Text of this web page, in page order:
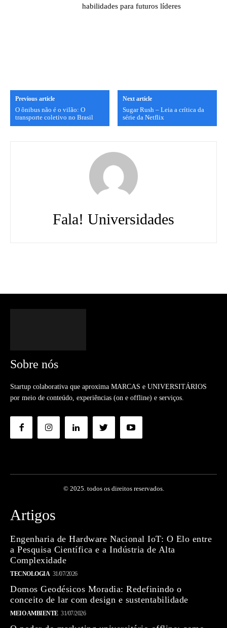
habilidades para futuros líderes
Previous article
O ônibus não é o vilão: O
transporte coletivo no Brasil
Next article
Sugar Rush – Leia a crítica da
série da Netflix
Fala! Universidades
Sobre nós
Startup colaborativa que aproxima MARCAS e UNIVERSITÁRIOS
por meio de conteúdo, experiências (on e offline) e serviços.
© 2025. todos os direitos reservados.
Artigos
Engenharia de Hardware Nacional IoT: O Elo entre
a Pesquisa Científica e a Indústria de Alta
Complexidade
TECNOLOGIA 31/07/2026
Domos Geodésicos Moradia: Redefinindo o
conceito de lar com design e sustentabilidade
MEIO AMBIENTE 31/07/2026